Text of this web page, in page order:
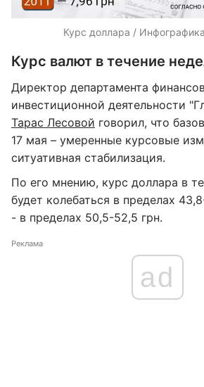
Курс доллара /
Курс валют в течение
Директор департамента
инвестиционной деятельности
Тарас Лесовой говорил, что
17 мая – умеренные курсовые
ситуативная стабилизация.
По его мнению, курс доллара в
будет колебаться в пределах
- в пределах 50,5-52,5 грн.
Реклама
ad